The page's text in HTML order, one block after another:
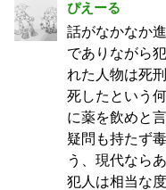
ぴえーる
話がなかなか
でありながら
れた人物は死
死したという
に薬を飲めと
疑問も持たず
う、現代なら
犯人は相当な